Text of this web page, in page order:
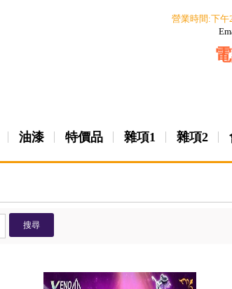
營業時間:下午
油漆 特價品 雜項1 雜項2
搜尋